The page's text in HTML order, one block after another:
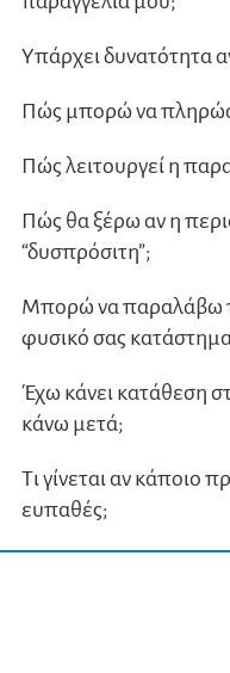
Υπάρχει δυνατότητα
Πώς μπορώ να
Πώς λειτουργεί η
Πώς θα ξέρω αν η
“δυσπρόσιτη”;
Μπορώ να παραλάβω
φυσικό σας
Έχω κάνει κατάθεση
κάνω μετά;
Τι γίνεται αν κάποιο
ευπαθές;